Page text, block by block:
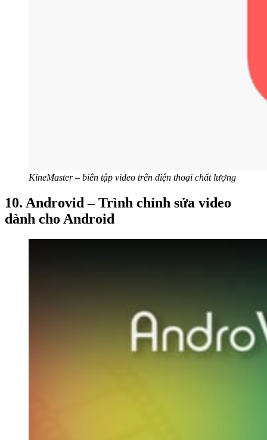
KineMaster – biên tập video trên điện thoại chất lượng
10. Androvid – Trình chỉnh sửa video
dành cho Android